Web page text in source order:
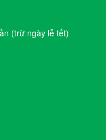
(trừ ngày lễ tết)